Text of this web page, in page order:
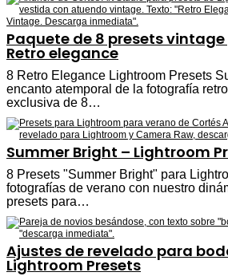
Paquete de 8 presets
Retro elegance
8 Retro Elegance Lightroom Presets
encanto atemporal de la fotografía
exclusiva de 8…
Summer Bright – Lightroom
8 Presets "Summer Bright" para
fotografías de verano con nuestro
presets para…
Ajustes de revelado para
Lightroom Presets